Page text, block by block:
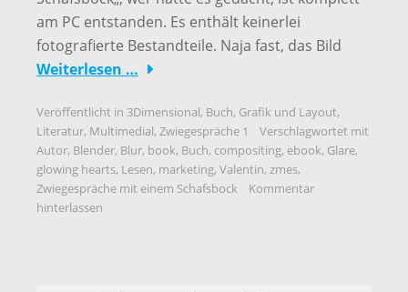
am PC entstanden. Es enthält keinerlei
fotografierte Bestandteile. Naja fast, das Bild
Weiterlesen …
Veröffentlicht in 3Dimensional, Buch, Grafik und Layout,
Literatur, Multimedial, Zwiegespräche 1
Verschlagwortet mit
Autor, Blender, Blur, book, Buch, compositing, ebook, Glare,
glowing hearts, Lesen, marketing, Valentin, zmes,
Zwiegespräche mit einem Schafsbock
Kommentar
hinterlassen